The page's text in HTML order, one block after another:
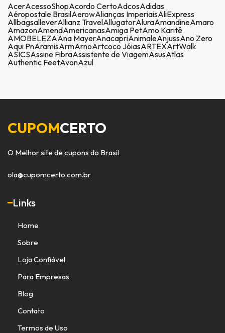
AcerAcessoShopAcordo CertoAdcosAdidas
Aéropostale BrasilAerowAlianças ImperiaisAliExpress
AllbagsalleverAllianz TravelAllugatorAluraAmandineAmaro
AmazonAmendAmericanasAmiga PetAmo Karitê
AMOBELEZAAna MayerAnacapriAnimaleAnjussAno Zero
Aqui PnAramisArmArnoArtcoco JóiasARTEXArtWalk
ASICSAssine FibraAssistente de ViagemAsusAtlas
Authentic FeetAvonAzul
CUPOMCERTO
O Melhor site de cupons do Brasil
ola@cupomcerto.com.br
Links
Home
Sobre
Loja Confiável
Para Empresas
Blog
Contato
Termos de Uso